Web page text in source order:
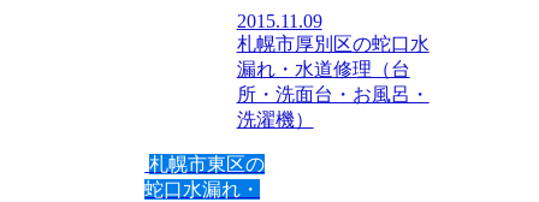
2015.11.09
札幌市厚別区の蛇口水
漏れ・水道修理（台
所・洗面台・お風呂・
洗濯機）
札幌市東区の
蛇口水漏れ・